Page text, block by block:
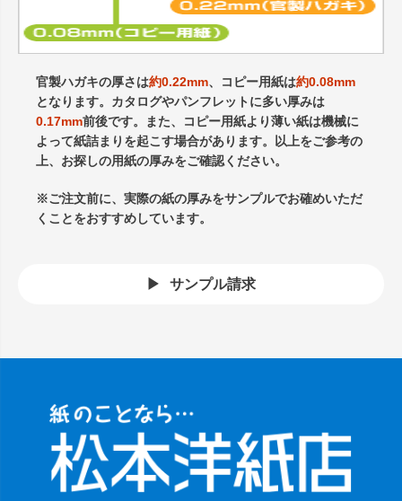
官製ハガキの厚さは約0.22mm、コピー用紙は約0.08mm
となります。カタログやパンフレットに多い厚みは
0.17mm前後です。また、コピー用紙より薄い紙は機械に
よって紙詰まりを起こす場合があります。以上をご参考の
上、お探しの用紙の厚みをご確認ください。
※ご注文前に、実際の紙の厚みをサンプルでお確めいただ
くことをおすすめしています。
サンプル請求